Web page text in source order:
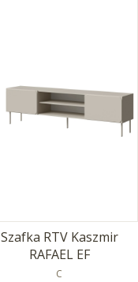
Szafka RTV Kaszmir
RAFAEL EF
PRODUCENT
C